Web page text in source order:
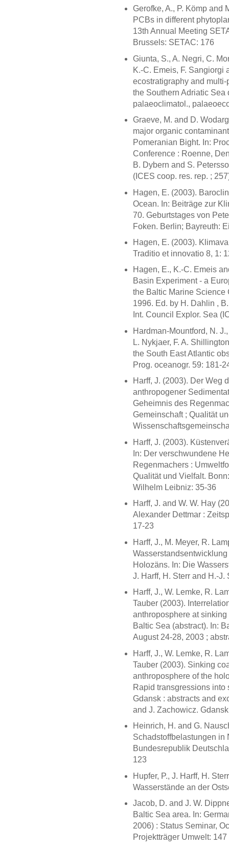
Gerofke, A., P. Kömp and
PCBs in different
13th Annual Meeting
Brussels: SETAC: 176
Giunta, S., A. Negri, C.
K.-C. Emeis, F. Sangiorgi
ecostratigraphy and
the Southern Adriatic Sea
palaeoclimatol.,
Graeve, M. and D.
major organic
Pomeranian Bight. In:
Conference : Roenne,
B. Dybern and S.
(ICES coop. res. rep. ;
Hagen, E. (2003).
Ocean. In: Beiträge zur
70. Geburtstages von
Foken. Berlin; Bayreuth:
Hagen, E. (2003).
Traditio et innovatio 8, 1:
Hagen, E., K.-C. Emeis
Basin Experiment - a
the Baltic Marine Science
1996. Ed. by H. Dahlin ,
Int. Council Explor. Sea
Hardman-Mountford, N.
L. Nykjaer, F. A.
the South East Atlantic
Prog. oceanogr. 59: 181-
Harff, J. (2003). Der Weg
anthropogener
Geheimnis des
Gemeinschaft ; Qualität
Harff, J. (2003).
In: Der verschwundene
Regenmachers :
Qualität und Vielfalt.
Wilhelm Leibniz: 35-36
Harff, J. and W. W. Hay
Alexander Dettmar :
17-23
Harff, J., M. Meyer, R.
Holozäns. In: Die
J. Harff, H. Sterr and H.-
Harff, J., W. Lemke, R.
Tauber (2003).
anthroposphere at
Baltic Sea (abstract). In:
August 24-28, 2003 ;
Harff, J., W. Lemke, R.
Tauber (2003). Sinking
anthroposphere of the
Rapid transgressions
Gdansk : abstracts and
and J. Zachowicz.
Heinrich, H. and G.
Schadstoffbelastungen in
Bundesrepublik
123
Hupfer, P., J. Harff, H.
Wasserstände an der
Jacob, D. and J. W.
Baltic Sea area. In:
2006) : Status Seminar,
Projektträger Umwelt: 147